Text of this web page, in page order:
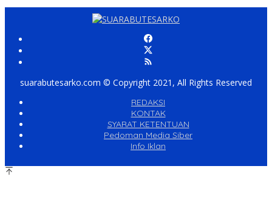
suarabutesarko.com © Copyright 2021, All Rights Reserved
REDAKSI
KONTAK
SYARAT KETENTUAN
Pedoman Media Siber
Info Iklan